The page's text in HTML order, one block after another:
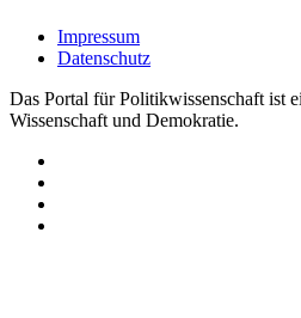
Impressum
Datenschutz
Das Portal für Politikwissenschaft ist
Wissenschaft und Demokratie.